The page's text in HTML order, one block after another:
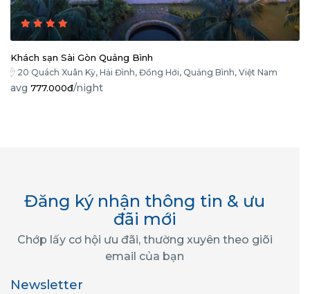
Khách sạn Sài Gòn Quảng Bình
20 Quách Xuân Kỳ, Hải Đình, Đồng Hới, Quảng Bình, Việt Nam
avg 777.000đ/night
Đăng ký nhận thông tin & ưu
đãi mới
Chớp lấy cơ hội ưu đãi, thường xuyên theo giõi
email của bạn
Newsletter